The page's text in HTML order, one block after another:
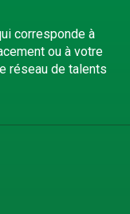
corresponde à
ou à votre
réseau de talents